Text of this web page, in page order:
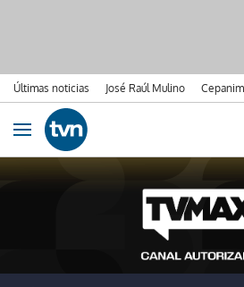
Últimas noticias José Raúl Mulino Cepanim
Ir al contenido
Obrir navegació